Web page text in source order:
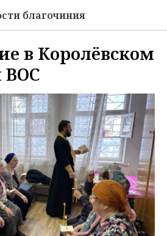
благочиния
в Королёвском
ВОС